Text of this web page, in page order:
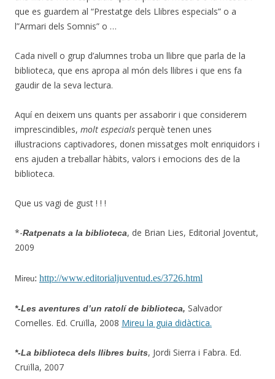
que es guardem al “Prestatge dels Llibres especials” o a
l”Armari dels Somnis” o …
Cada nivell o grup d’alumnes troba un llibre que parla de la
biblioteca, que ens apropa al món dels llibres i que ens fa
gaudir de la seva lectura.
Aquí en deixem uns quants per assaborir i que considerem
imprescindibles, molt especials perquè tenen unes
il·lustracions captivadores, donen missatges molt enriquidors i
ens ajuden a treballar hàbits, valors i emocions des de la
biblioteca.
Que us vagi de gust ! ! !
*-Ratpenats a la biblioteca, de Brian Lies, Editorial Joventut,
2009
Mireu: http://www.editorialjuventud.es/3726.html
*-Les aventures d’un ratolí de biblioteca, Salvador
Comelles. Ed. Cruïlla, 2008 Mireu la guia didàctica.
*-La biblioteca dels llibres buits, Jordi Sierra i Fabra. Ed.
Cruïlla, 2007